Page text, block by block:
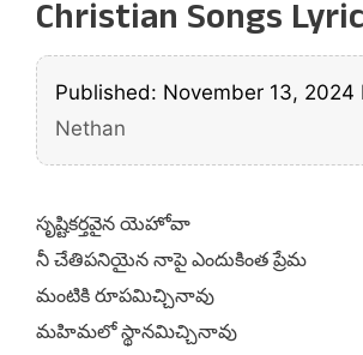
Christian Songs
Published: November 13, 2024
Nethan
సృష్టికర్తవైన యెహోవా
నీ చేతిపనియైన నాపై ఎందుకింత ప్రేమ
మంటికి రూపమిచ్చినావు
మహిమలో స్థానమిచ్చినావు